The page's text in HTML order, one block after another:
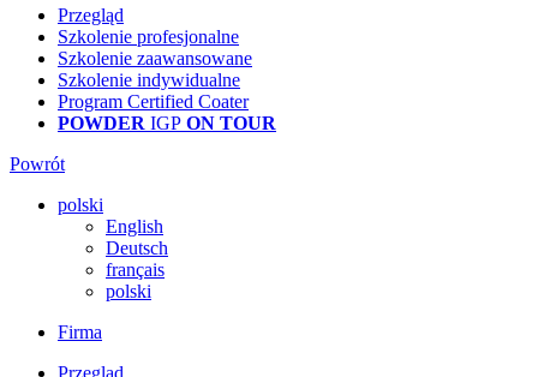
Przegląd
Szkolenie profesjonalne
Szkolenie zaawansowane
Szkolenie indywidualne
Program Certified Coater
POWDER IGP ON TOUR
Powrót
polski
English
Deutsch
français
polski
Firma
Przegląd